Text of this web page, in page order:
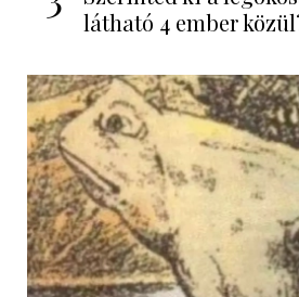
látható 4 ember